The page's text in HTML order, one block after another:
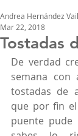
Tostadas
Andrea Hernández
Mar 22, 2018
De verdad
semana con
tostadas de
que por fin
puente